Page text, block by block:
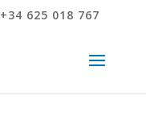
+34 625 018 767